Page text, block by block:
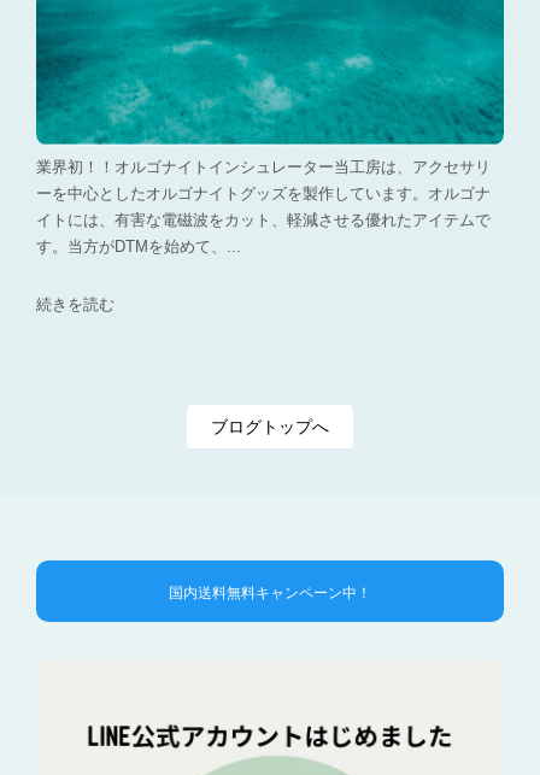
業界初！！オルゴナイトインシュレーター当工房は、アクセサリ
ーを中心としたオルゴナイトグッズを製作しています。オルゴナ
イトには、有害な電磁波をカット、軽減させる優れたアイテムで
す。当方がDTMを始めて、...
続きを読む
ブログトップへ
国内送料無料キャンペーン中！